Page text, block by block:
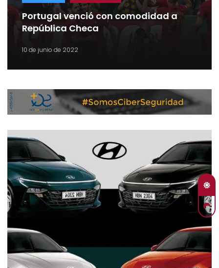
Portugal venció con comodidad a
República Checa
10 de junio de 2022